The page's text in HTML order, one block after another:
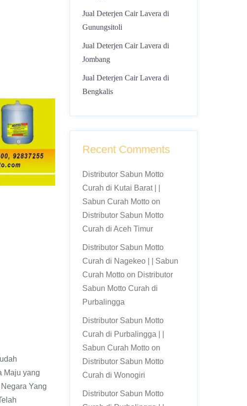
Maju yang
Yang
Jual Deterjen Cair Lavera di
Gunungsitoli
Jual Deterjen Cair Lavera di
Jombang
Jual Deterjen Cair Lavera di
Bengkalis
Recent Comments
Distributor Sabun Motto
Curah di Kutai Barat | |
Sabun Curah Mottoon
Distributor Sabun Motto
Curah di Aceh Timur
Distributor Sabun Motto
Curah di Nagekeo | | Sabun
Curah Mottoon Distributor
Sabun Motto Curah di
Purbalingga
Distributor Sabun Motto
Curah di Purbalingga | |
Sabun Curah Mottoon
Distributor Sabun Motto
Curah di Wonogiri
Distributor Sabun Motto